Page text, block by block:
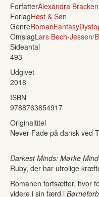
ForfatterAlexandra Bracken
ForlagHøst & Søn
GenreRomanFantasy
OmslagLars Bech-Jessen/
Sideantal
493
Udgivet
2018
ISBN
9788763854917
Originaltitel
Never Fade på dansk ved
Darkest Minds: Mørke
Ruby, der har utrolige
Romanen fortsætter, hvor
videre i sin færd i